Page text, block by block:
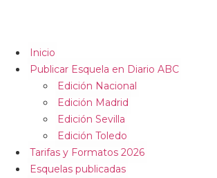
Inicio
Publicar Esquela en Diario ABC
Edición Nacional
Edición Madrid
Edición Sevilla
Edición Toledo
Tarifas y Formatos 2026
Esquelas publicadas